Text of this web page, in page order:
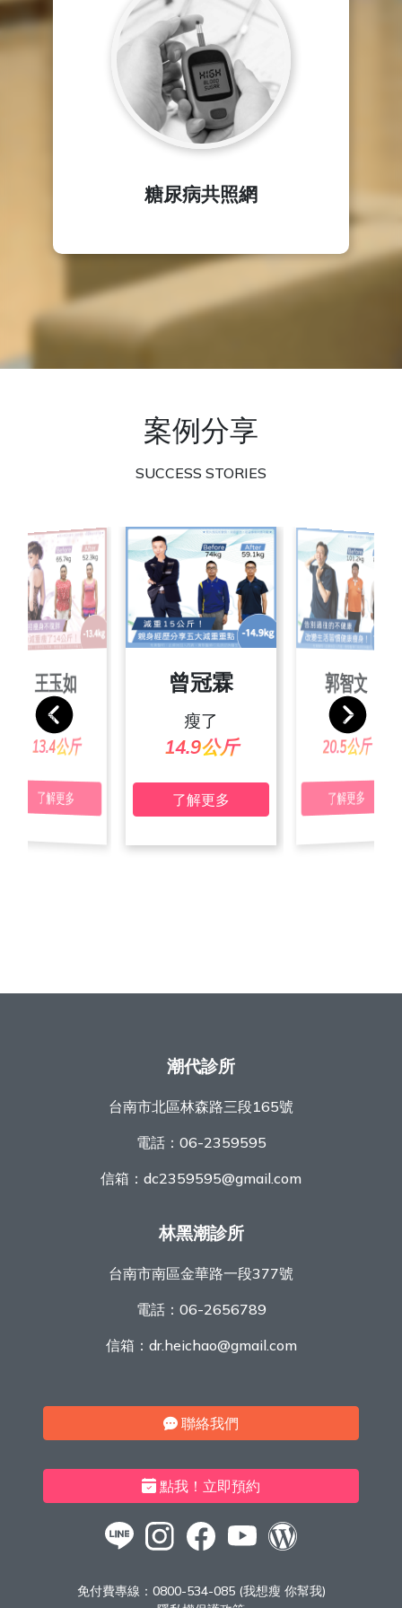
糖尿病共照網
案例分享
SUCCESS STORIES
曾冠霖
瘦了
14.9公斤
了解更多
郭智文
瘦了
20.5公斤
了解更多
葉沛傑
瘦了
19.4公斤
了解更多
朱彥吉
24.4公斤
宋家玲
瘦了
20.3公斤
了解更多
王玉如
瘦了
13.4公斤
了解更多
潮代診所
台南市北區林森路三段165號
電話： 06-2359595
信箱： dc2359595@gmail.com
林黑潮診所
台南市南區金華路一段377號
電話： 06-2656789
信箱： dr.heichao@gmail.com
聯絡我們
點我！立即預約
免付費專線： 0800-534-085 (我想瘦 你幫我)